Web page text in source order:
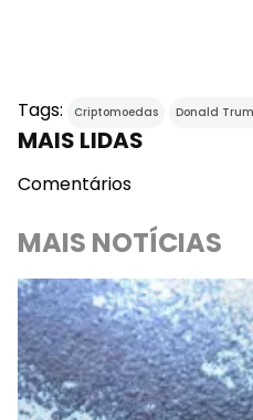
Tags: Criptomoedas Donald
MAIS LIDAS
Comentários
MAIS NOTÍCIAS